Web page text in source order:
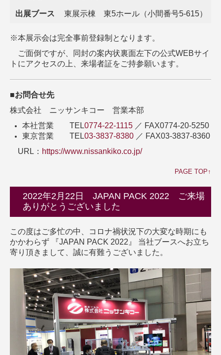
出展ブース 東展示棟 東5ホール（小間番号5-615）
※本展示会は完全事前登録制となります。
ご面倒ですが、同封の案内状裏面左下の公式WEBサイ
トにアクセスの上、来場者証をご持参願います。
■お問合せ先
株式会社 ニッサンキコー 営業本部
本社営業 TEL0774-22-1115 ／ FAX0774-20-5250
東京営業 TEL03-3837-8380 ／ FAX03-3837-8360
URL： https://www.nissankiko.co.jp/
PAGE TOP↑
2022年2月22日 JAPAN PACK 2022 ご来場
ありがとうございました
この度はご多忙の中、コロナ禍状況下の大変な時期にも
かかわらず 『JAPAN PACK 2022』 当社ブースへお立ち
寄り頂きまして、誠に有難うございました。